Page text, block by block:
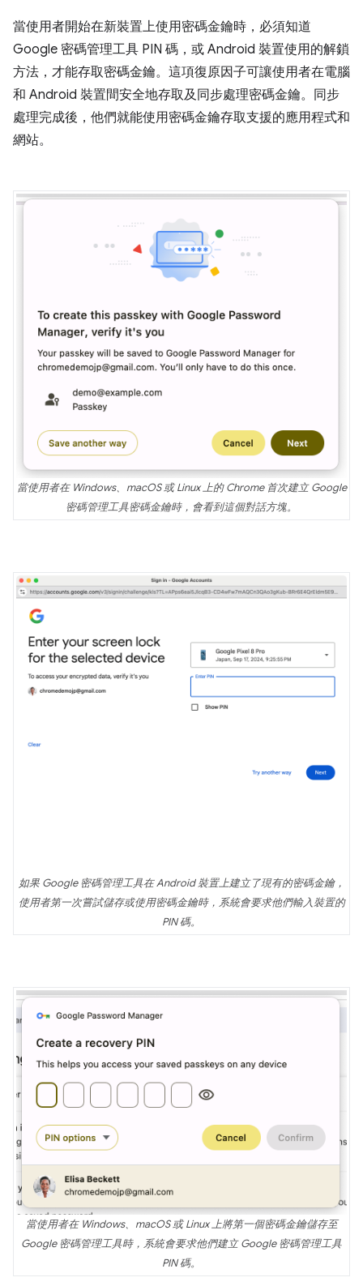
當使用者開始在新裝置上使用密碼金鑰時，必須知道
Google 密碼管理工具 PIN 碼，或 Android 裝置使用的解鎖
方法，才能存取密碼金鑰。這項復原因子可讓使用者在電腦
和 Android 裝置間安全地存取及同步處理密碼金鑰。同步
處理完成後，他們就能使用密碼金鑰存取支援的應用程式和
網站。
當使用者在 Windows、macOS 或 Linux 上的 Chrome 首次建立 Google
密碼管理工具密碼金鑰時，會看到這個對話方塊。
如果 Google 密碼管理工具在 Android 裝置上建立了現有的密碼金鑰，
使用者第一次嘗試儲存或使用密碼金鑰時，系統會要求他們輸入裝置的
PIN 碼。
當使用者在 Windows、macOS 或 Linux 上將第一個密碼金鑰儲存至
Google 密碼管理工具時，系統會要求他們建立 Google 密碼管理工具
PIN 碼。